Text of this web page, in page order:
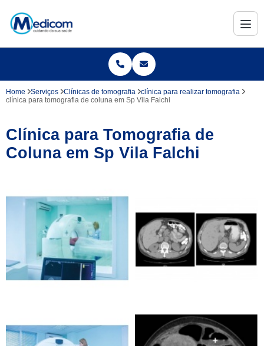
Home Serviços Clínicas de tomografia
clínica para realizar tomografia
clínica para tomografia de coluna em Sp Vila Falchi
Clínica para Tomografia de
Coluna em Sp Vila Falchi